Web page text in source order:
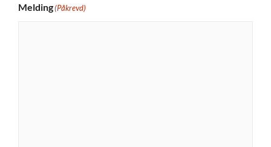
Melding(Påkrevd)